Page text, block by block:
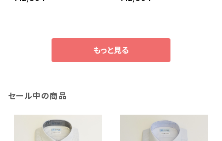
ホワイト ブラック
もっと見る
セール中の商品